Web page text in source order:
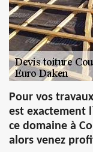
Pour vos
est exactement
ce domaine à
alors venez